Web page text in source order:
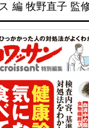
編 牧野直子 監